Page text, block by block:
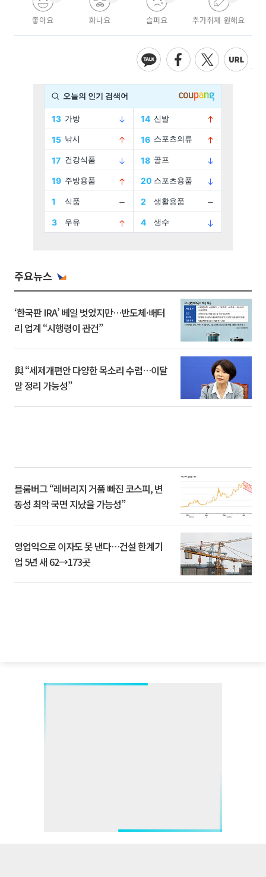
좋아요 화나요 슬퍼요 추가취재 원해요
주요뉴스
‘한국판 IRA’ 베일 벗었지만…반도체·배터
리 업계 “시행령이 관건”
與 “세제개편안 다양한 목소리 수렴…이달
말 정리 가능성”
블룸버그 “레버리지 거품 빠진 코스피, 변
동성 최악 국면 지났을 가능성”
영업익으로 이자도 못 낸다…건설 한계기
업 5년 새 62→173곳